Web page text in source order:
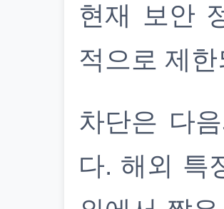
현재 보안
적으로 제
차단은 다
다. 해외 특